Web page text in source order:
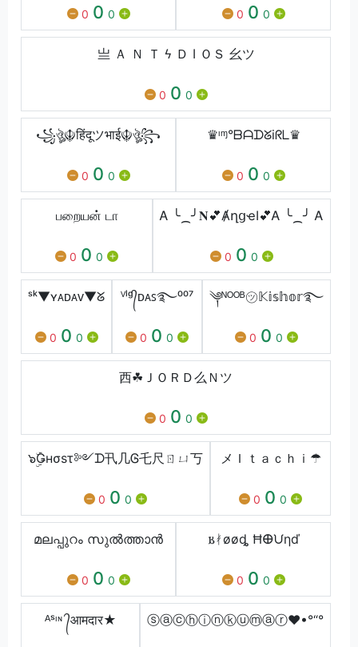
0 0 0 0 0 0
亗 Ａ Ｎ Ｔ ϟ Ｄ I ＯＳ ⺓ツ
0 0 0
꧁ঔৣ☬हिंदूツभाई☬ঔৣ꧂
0 0 0
♛ᶦᶬ°ᗷᗩᗪᘜiᖇᒪ♛
0 0 0
பறையன் டா
0 0 0
Ꭺ ╰⁔╯𝐍💕ȺղցҽӀ💕Ꭺ ╰⁔╯ Ꭺ
0 0 0
ˢᵏ▼ʏᴀᴅᴀᴠ▼ᘜ
0 0 0
ⱽˡᵍ᭄ᴅᴀꜱ࿐⁰⁰⁷
0 0 0
༆ᴺᴼᴼᴮ㋡𝕂𝕚𝕤𝕙𝕠𝕣࿐
0 0 0
西☘ＪＯＲＤ么Ｎツ
0 0 0
๖ۣۜǤнσsτ༻ᗪ卂几Ꮆ乇尺ㄖㄩ丂
0 0 0
メＩｔａｃｈｉ☂
0 0 0
മലപ്പുറം സുൽത്താൻ
0 0 0
𐌱ᚯøøȡ Ħ𐌈ᙀηď
0 0 0
ᴬˢᶥᶰ ᭄आमदार★ ⓢⓐⓒⓗⓘⓝⓚⓤⓜⓐⓡ♥•°“°